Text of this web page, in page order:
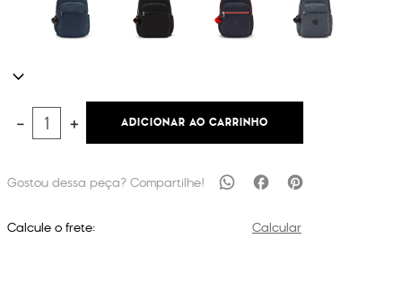
＋
－ ADICIONAR AO CARRINHO
Calcule o frete: Calcular